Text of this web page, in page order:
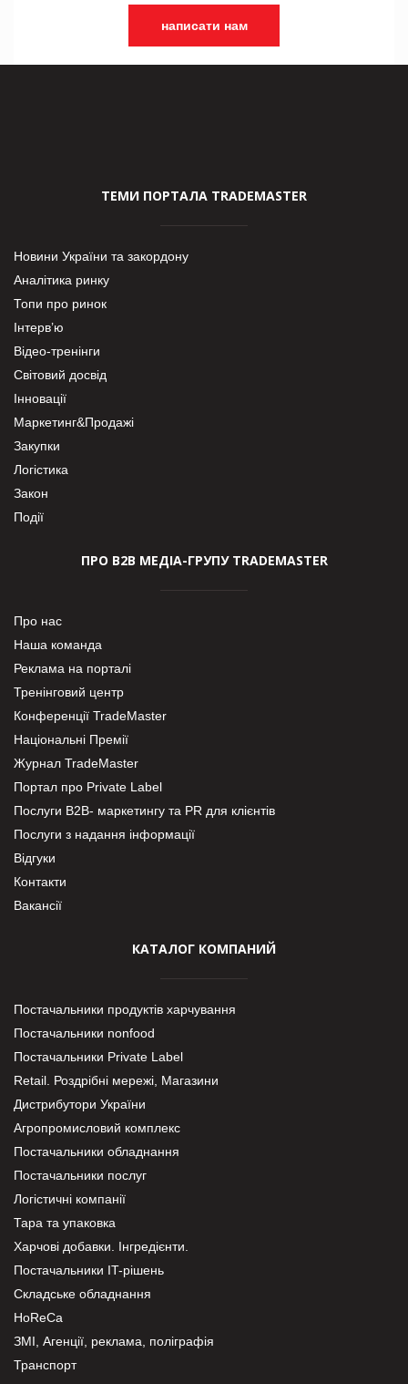
написати нам
ТЕМИ ПОРТАЛА TRADEMASTER
Новини України та закордону
Аналітика ринку
Топи про ринок
Інтерв’ю
Відео-тренінги
Світовий досвід
Інновації
Маркетинг&Продажі
Закупки
Логістика
Закон
Події
ПРО В2В МЕДІА-ГРУПУ TRADEMASTER
Про нас
Наша команда
Реклама на порталі
Тренінговий центр
Конференції TradeMaster
Національні Премії
Журнал TradeMaster
Портал про Private Label
Послуги В2В- маркетингу та PR для клієнтів
Послуги з надання інформації
Відгуки
Контакти
Вакансії
КАТАЛОГ КОМПАНИЙ
Постачальники продуктів харчування
Постачальники nonfood
Постачальники Private Label
Retail. Роздрібні мережі, Магазини
Дистрибутори України
Агропромисловий комплекс
Постачальники обладнання
Постачальники послуг
Логістичні компанії
Тара та упаковка
Харчові добавки. Інгредієнти.
Постачальники IT-рішень
Складське обладнання
HoReCa
ЗМІ, Агенції, реклама, поліграфія
Транспорт